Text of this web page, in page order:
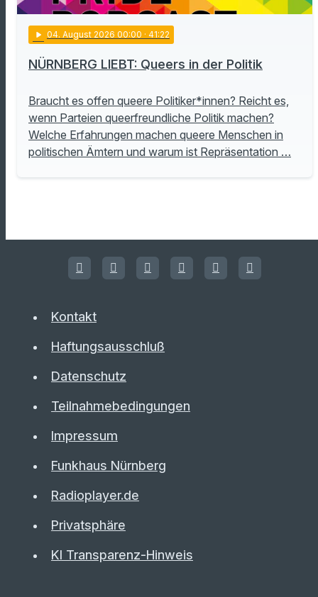
play_arrow 04. August 2026 00:00 · 41:22
NÜRNBERG LIEBT: Queers in der Politik
Braucht es offen queere Politiker*innen? Reicht es,
wenn Parteien queerfreundliche Politik machen?
Welche Erfahrungen machen queere Menschen in
politischen Ämtern und warum ist Repräsentation …
Kontakt
Haftungsausschluß
Datenschutz
Teilnahmebedingungen
Impressum
Funkhaus Nürnberg
Radioplayer.de
Privatsphäre
KI Transparenz-Hinweis